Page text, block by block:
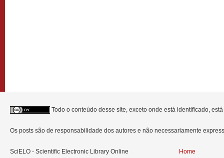
Todo o conteúdo desse site, exceto onde está identificado,
Os posts são de responsabilidade dos autores e não necessariamente
SciELO - Scientific Electronic Library Online
Home